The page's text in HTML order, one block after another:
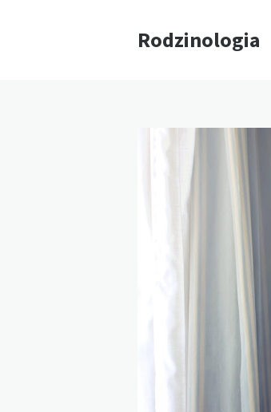
Rodzinologia